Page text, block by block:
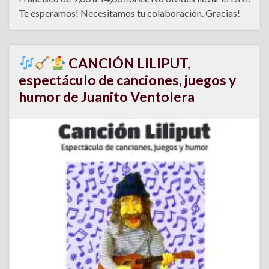
Te esperamos! Necesitamos tu colaboración. Gracias!
CANCIÓN LILIPUT,
espectáculo de canciones, juegos y
humor de Juanito Ventolera